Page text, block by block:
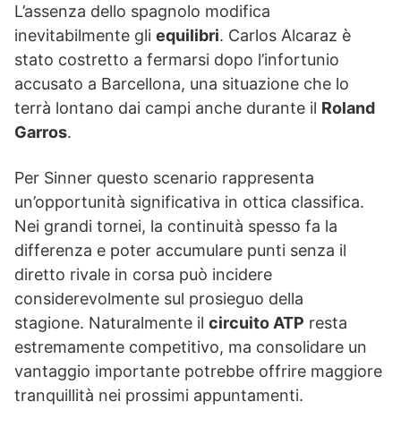
L’assenza dello spagnolo modifica
inevitabilmente gli equilibri. Carlos Alcaraz è
stato costretto a fermarsi dopo l’infortunio
accusato a Barcellona, una situazione che lo
terrà lontano dai campi anche durante il Roland
Garros.
Per Sinner questo scenario rappresenta
un’opportunità significativa in ottica classifica.
Nei grandi tornei, la continuità spesso fa la
differenza e poter accumulare punti senza il
diretto rivale in corsa può incidere
considerevolmente sul prosieguo della
stagione. Naturalmente il circuito ATP resta
estremamente competitivo, ma consolidare un
vantaggio importante potrebbe offrire maggiore
tranquillità nei prossimi appuntamenti.